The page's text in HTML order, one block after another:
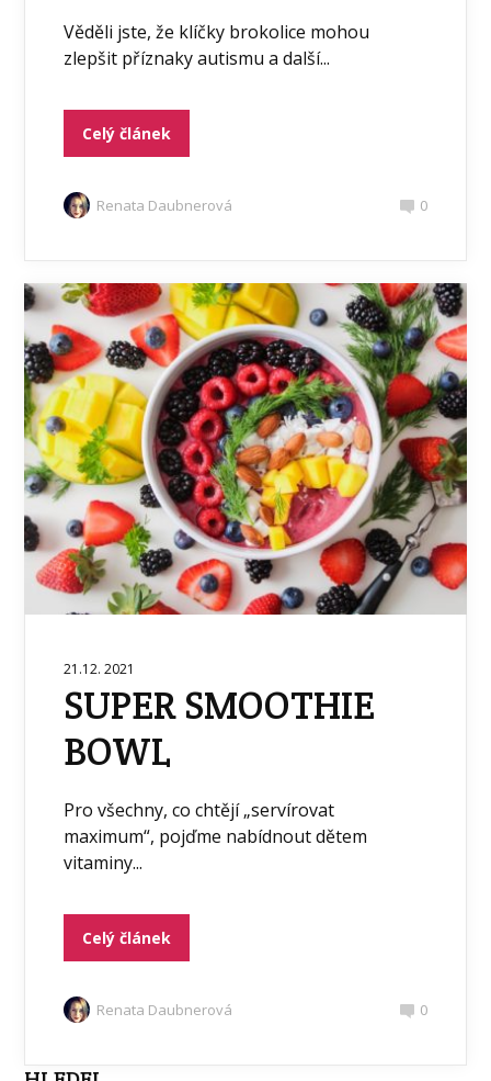
Věděli jste, že klíčky brokolice mohou
zlepšit příznaky autismu a další...
Celý článek
Renata Daubnerová 0
21.12. 2021
SUPER SMOOTHIE
BOWL
Pro všechny, co chtějí „servírovat
maximum“, pojďme nabídnout dětem
vitaminy...
Celý článek
Renata Daubnerová 0